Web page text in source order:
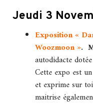
Jeudi 3
Exposition «
Woozmoon ».
autodidacte
Cette expo est
et exprime sur
maitrise